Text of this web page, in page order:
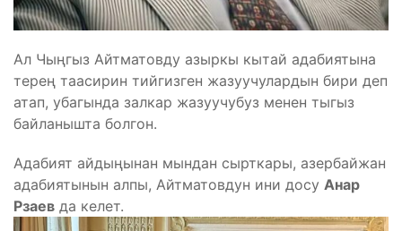
Ал Чыңгыз Айтматовду азыркы кытай адабиятына
терең таасирин тийгизген жазуучулардын бири деп
атап, убагында залкар жазуучубуз менен тыгыз
байланышта болгон.
Адабият айдыңынан мындан сырткары, азербайжан
адабиятынын алпы, Айтматовдун ини досу Анар
Рзаев да келет.